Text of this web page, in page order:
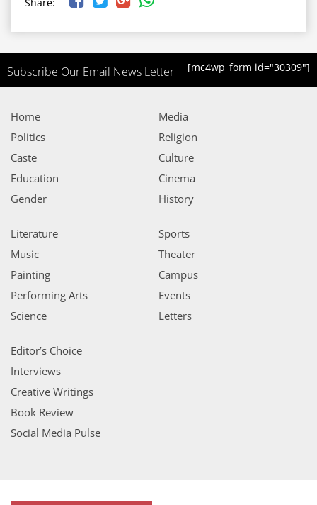
Subscribe Our Email News Letter [mc4wp_form id="30309"]
Home
Politics
Caste
Education
Gender
Media
Religion
Culture
Cinema
History
Literature
Music
Painting
Performing Arts
Science
Sports
Theater
Campus
Events
Letters
Editor’s Choice
Interviews
Creative Writings
Book Review
Social Media Pulse